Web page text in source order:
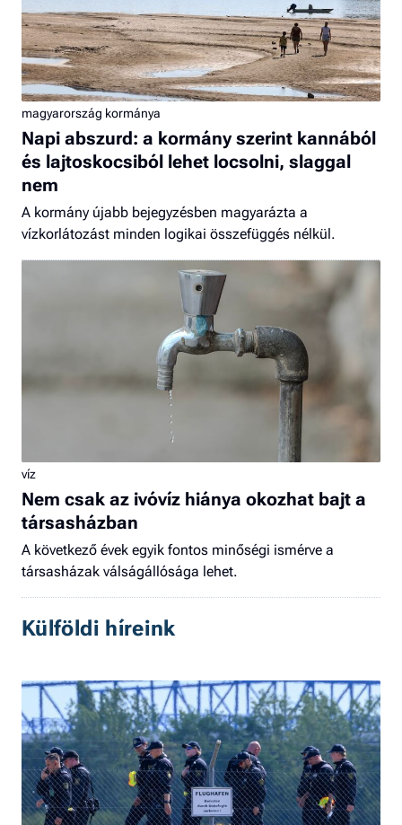
magyarország kormánya
Napi abszurd: a kormány szerint kannából
és lajtoskocsiból lehet locsolni, slaggal
nem
A kormány újabb bejegyzésben magyarázta a
vízkorlátozást minden logikai összefüggés nélkül.
víz
Nem csak az ivóvíz hiánya okozhat bajt a
társasházban
A következő évek egyik fontos minőségi ismérve a
társasházak válságállósága lehet.
Külföldi híreink